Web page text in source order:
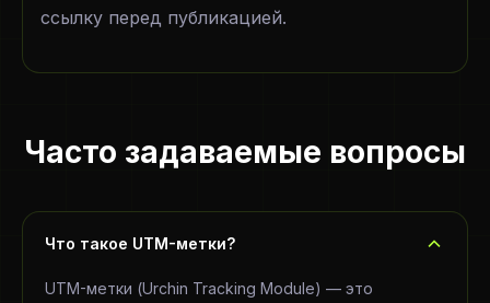
ссылку перед публикацией.
Часто задаваемые вопросы
Что такое UTM-метки?
UTM-метки (Urchin Tracking Module) — это